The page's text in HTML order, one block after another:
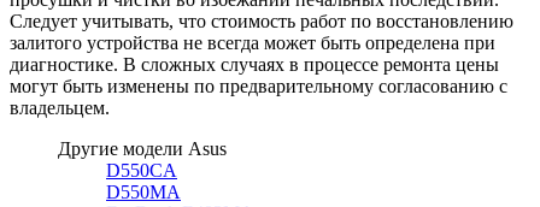
Следует учитывать, что стоимость работ по восстановлению
залитого устройства не всегда может быть определена при
диагностике. В сложных случаях в процессе ремонта цены
могут быть изменены по предварительному согласованию с
владельцем.
Другие модели Asus
D550CA
D550MA